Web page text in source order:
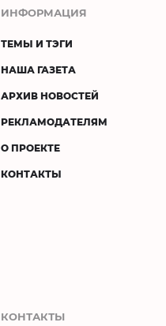
ИНФОРМАЦИЯ
ТЕМЫ И ТЭГИ
НАША ГАЗЕТА
АРХИВ НОВОСТЕЙ
РЕКЛАМОДАТЕЛЯМ
О ПРОЕКТЕ
КОНТАКТЫ
КОНТАКТЫ